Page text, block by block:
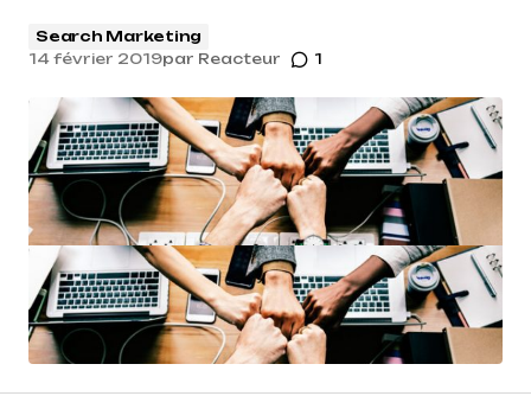
Search Marketing
14 février 2019par Reacteur 1